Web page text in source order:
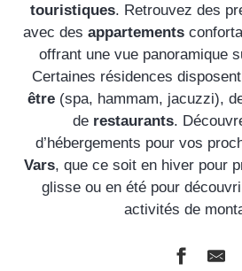
touristiques. Retrouvez des
avec des appartements
offrant une vue panoramique
Certaines résidences disposent
être (spa, hammam, jacuzzi),
de restaurants.
d’hébergements pour vos
Vars, que ce soit en hiver pour
glisse ou en été pour
activités de